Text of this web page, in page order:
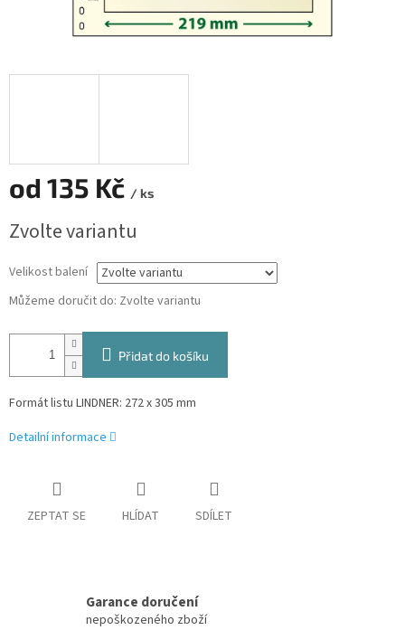
od 135 Kč / ks
cena:
Zvolte variantu
Velikost balení
Můžeme doručit do: Zvolte variantu
Přidat do košíku
Formát listu LINDNER: 272 x 305 mm
Detailní informace
ZEPTAT SE HLÍDAT SDÍLET
Garance doručení
nepoškozeného zboží